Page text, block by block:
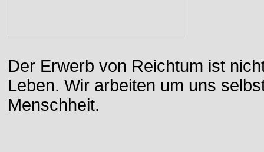
Der Erwerb von Reichtum ist
Leben. Wir arbeiten um uns
Menschheit.